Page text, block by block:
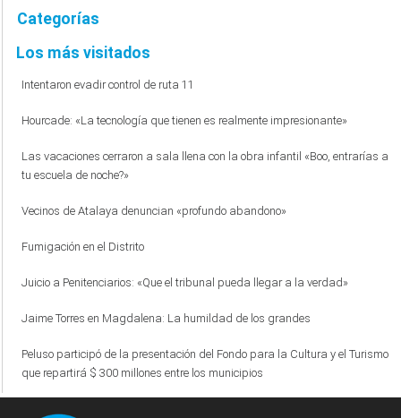
Categorías
Los más visitados
Intentaron evadir control de ruta 11
Hourcade: «La tecnología que tienen es realmente impresionante»
Las vacaciones cerraron a sala llena con la obra infantil «Boo, entrarías a
tu escuela de noche?»
Vecinos de Atalaya denuncian «profundo abandono»
Fumigación en el Distrito
Juicio a Penitenciarios: «Que el tribunal pueda llegar a la verdad»
Jaime Torres en Magdalena: La humildad de los grandes
Peluso participó de la presentación del Fondo para la Cultura y el Turismo
que repartirá $ 300 millones entre los municipios